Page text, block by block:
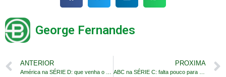
George Fernandes
ANTERIOR PROXIMA